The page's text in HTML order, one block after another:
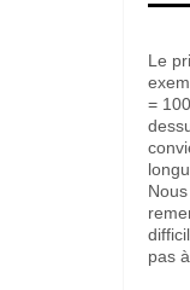
Le
=
pas